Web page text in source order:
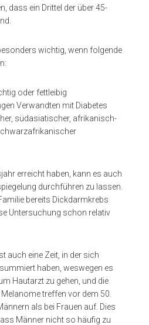
dass ein Drittel der über 45-
wichtig, wenn folgende
oder fettleibig
Verwandten mit Diabetes
südasiatischer, afrikanisch-
erreicht haben, kann es auch
durchführen zu lassen.
bereits Dickdarmkrebs
Untersuchung schon relativ
auch eine Zeit, in der sich
haben, weswegen es
Hautarzt zu gehen, und die
treffen vor dem 50.
als bei Frauen auf. Dies
Männer nicht so häufig zu